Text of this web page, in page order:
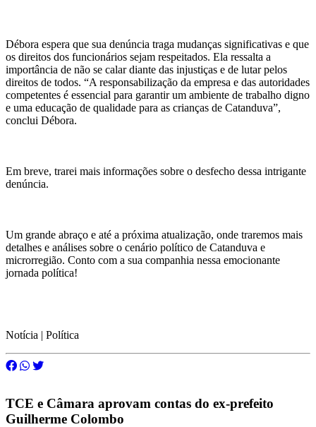
Débora espera que sua denúncia traga mudanças significativas e que
os direitos dos funcionários sejam respeitados. Ela ressalta a
importância de não se calar diante das injustiças e de lutar pelos
direitos de todos. “A responsabilização da empresa e das autoridades
competentes é essencial para garantir um ambiente de trabalho digno
e uma educação de qualidade para as crianças de Catanduva”,
conclui Débora.
Em breve, trarei mais informações sobre o desfecho dessa intrigante
denúncia.
Um grande abraço e até a próxima atualização, onde traremos mais
detalhes e análises sobre o cenário político de Catanduva e
microrregião. Conto com a sua companhia nessa emocionante
jornada política!
Notícia | Política
TCE e Câmara aprovam contas do ex-prefeito
Guilherme Colombo